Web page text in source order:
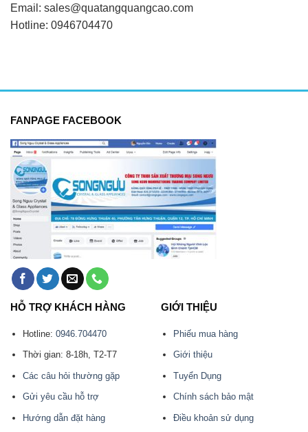
Email: sales@quatangquangcao.com
Hotline: 0946704470
FANPAGE FACEBOOK
HỖ TRỢ KHÁCH HÀNG
Hotline: 0946.704470
Thời gian: 8-18h, T2-T7
Các câu hỏi thường gặp
Gửi yêu cầu hỗ trợ
Hướng dẫn đặt hàng
GIỚI THIỆU
Phiếu mua hàng
Giới thiệu
Tuyển Dụng
Chính sách bảo mật
Điều khoản sử dụng